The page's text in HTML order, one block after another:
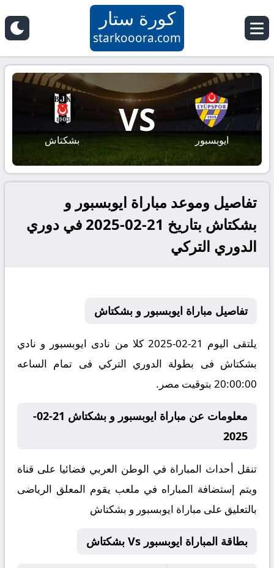
كورة ستار
starkooora.com
ايوبسبور
VS
بشكتاش
تفاصيل وموعد مباراة ايوبسبور و
بشكتاش بتاريخ 21-02-2025 في دوري
الدوري التركي
تفاصيل مباراة ايوبسبور و بشكتاش
يلتقى اليوم 21-02-2025 كلا من نادى ايوبسبور و نادي
بشكتاش فى بطولة الدوري التركي فى تمام الساعه
20:00:00 بتوقيت مصر.
معلومات عن مباراة ايوبسبور و بشكتاش 21-02-
2025
تنقل أحداث المباراة في الوطن العربي فضائيا على قناة
ويتم إستضافة المباراه في ملعب يقوم المعلق الرياضى
بالتعليق على مباراة ايوبسبور و بشكتاش
بطاقة المباراة ايوبسبور Vs بشكتاش